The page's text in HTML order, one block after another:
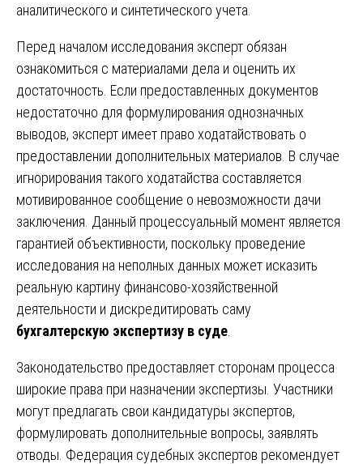
аналитического и синтетического учета.
Перед началом исследования эксперт обязан
ознакомиться с материалами дела и оценить их
достаточность. Если предоставленных документов
недостаточно для формулирования однозначных
выводов, эксперт имеет право ходатайствовать о
предоставлении дополнительных материалов. В случае
игнорирования такого ходатайства составляется
мотивированное сообщение о невозможности дачи
заключения. Данный процессуальный момент является
гарантией объективности, поскольку проведение
исследования на неполных данных может исказить
реальную картину финансово-хозяйственной
деятельности и дискредитировать саму
бухгалтерскую экспертизу в суде
Законодательство предоставляет сторонам процесса
широкие права при назначении экспертизы. Участники
могут предлагать свои кандидатуры экспертов,
формулировать дополнительные вопросы, заявлять
отводы. Федерация судебных экспертов рекомендует